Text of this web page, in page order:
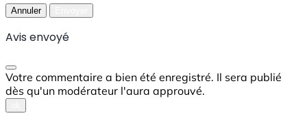
Annuler
Avis envoyé
Votre commentaire a bien été enregistré. Il sera publié
dès qu'un modérateur l'aura approuvé.